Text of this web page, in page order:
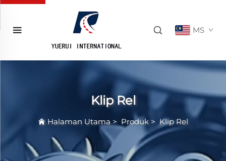
MS
Klip Rel
Halaman Utama> Produk >Klip Rel